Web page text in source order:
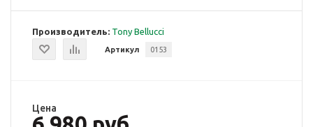
Производитель: Tony Bellucci
Артикул 0153
Цена